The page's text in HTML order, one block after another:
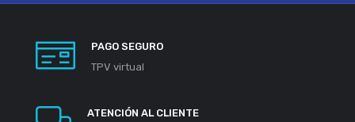
PAGO SEGURO
TPV virtual
ATENCIÓN AL CLIENTE